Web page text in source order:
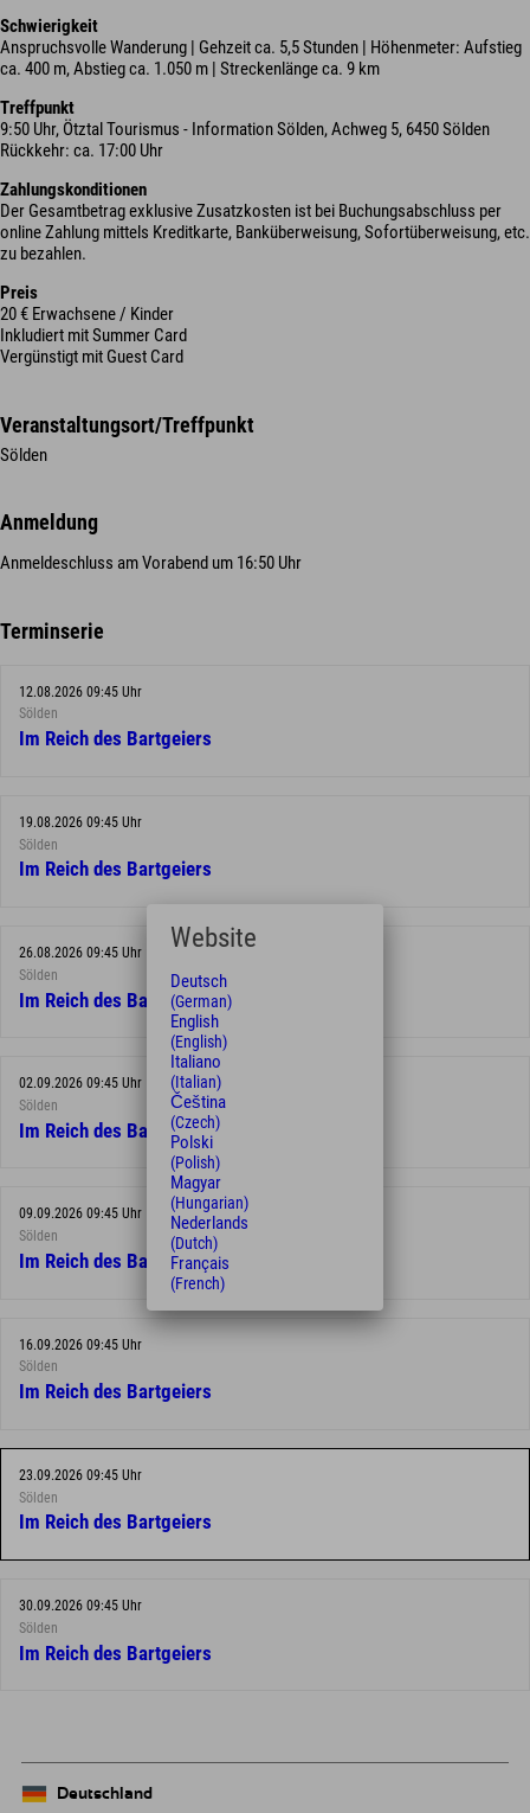
Schwierigkeit
Anspruchsvolle Wanderung | Gehzeit ca. 5,5 Stunden | Höhenmeter: Aufstieg
ca. 400 m, Abstieg ca. 1.050 m | Streckenlänge ca. 9 km
Treffpunkt
9:50 Uhr, Ötztal Tourismus - Information Sölden, Achweg 5, 6450 Sölden
Rückkehr: ca. 17:00 Uhr
Zahlungskonditionen
Der Gesamtbetrag exklusive Zusatzkosten ist bei Buchungsabschluss per
online Zahlung mittels Kreditkarte, Banküberweisung, Sofortüberweisung, etc.
zu bezahlen.
Preis
20 € Erwachsene / Kinder
Inkludiert mit Summer Card
Vergünstigt mit Guest Card
Veranstaltungsort/Treffpunkt
Sölden
Anmeldung
Anmeldeschluss am Vorabend um 16:50 Uhr
Terminserie
12.08.2026 09:45 Uhr
Sölden
Im Reich des Bartgeiers
19.08.2026 09:45 Uhr
Sölden
Im Reich des Bartgeiers
26.08.2026 09:45 Uhr
Sölden
Im Reich des Bartgeiers
02.09.2026 09:45 Uhr
Sölden
Im Reich des Bartgeiers
09.09.2026 09:45 Uhr
Sölden
Im Reich des Bartgeiers
16.09.2026 09:45 Uhr
Sölden
Im Reich des Bartgeiers
23.09.2026 09:45 Uhr
Sölden
Im Reich des Bartgeiers
30.09.2026 09:45 Uhr
Sölden
Im Reich des Bartgeiers
Deutschland
Website
Deutsch
(German)
English
(English)
Italiano
(Italian)
Čeština
(Czech)
Polski
(Polish)
Magyar
(Hungarian)
Nederlands
(Dutch)
Français
(French)